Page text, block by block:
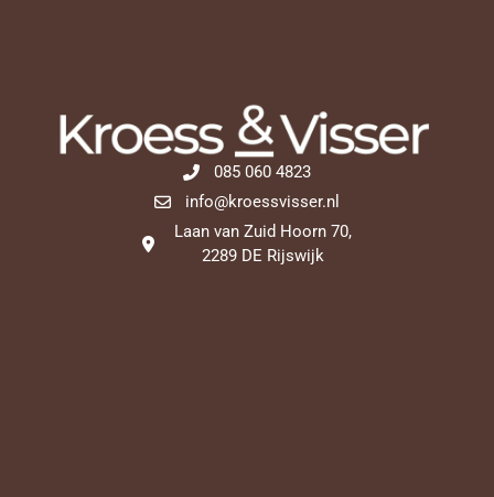
085 060 4823
info@kroessvisser.nl
Laan van Zuid Hoorn 70,
2289 DE Rijswijk